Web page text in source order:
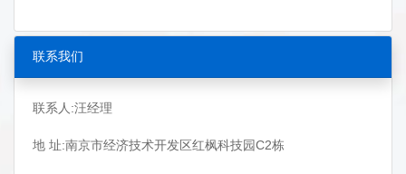
联系我们
联系人:汪经理
地 址:南京市经济技术开发区红枫科技园C2栋